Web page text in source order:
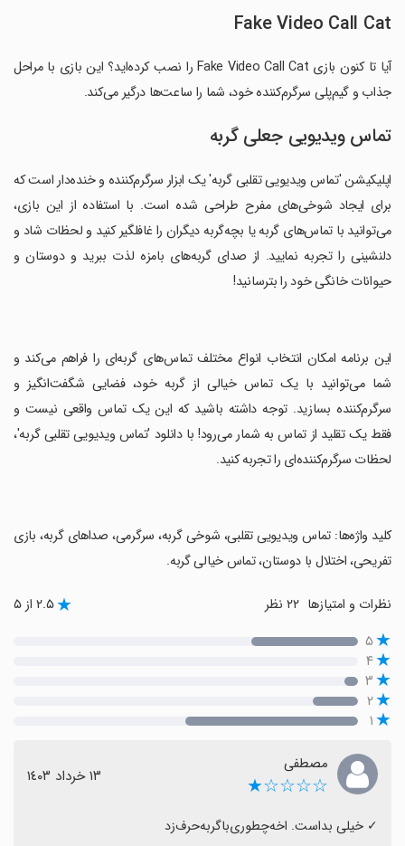
Fake Video Call Cat
آیا تا کنون بازی Fake Video Call Cat را نصب کرده‌اید؟ این بازی با مراحل
جذاب و گیم‌پلی سرگرم‌کننده خود، شما را ساعت‌ها درگیر می‌کند.
تماس ویدیویی جعلی گربه
اپلیکیشن 'تماس ویدیویی تقلبی گربه' یک ابزار سرگرم‌کننده و خنده‌دار است که
برای ایجاد شوخی‌های مفرح طراحی شده است. با استفاده از این بازی،
می‌توانید با تماس‌های گربه یا بچه‌گربه دیگران را غافلگیر کنید و لحظات شاد و
دلنشینی را تجربه نمایید. از صدای گربه‌های بامزه لذت ببرید و دوستان و
حیوانات خانگی خود را بترسانید!
‏این برنامه امکان انتخاب انواع مختلف تماس‌های گربه‌ای را فراهم می‌کند و
شما می‌توانید با یک تماس خیالی از گربه خود، فضایی شگفت‌انگیز و
سرگرم‌کننده بسازید. توجه داشته باشید که این یک تماس واقعی نیست و
فقط یک تقلید از تماس به شمار می‌رود! با دانلود 'تماس ویدیویی تقلبی گربه'،
لحظات سرگرم‌کننده‌ای را تجربه کنید.
‏کلید واژه‌ها: تماس ویدیویی تقلبی، شوخی گربه، سرگرمی، صداهای گربه، بازی
تفریحی، اختلال با دوستان، تماس خیالی گربه.
نظرات و امتیازها ۲.۵ از ۵
۵
۴
۳
۲
۱
مصطفی
☆☆☆☆★ ١٣ خرداد ١٤٠٣
‏✓ خیلی بداست. ا‌خه‌چطوری‌با‌گربه‌حرف‌زد